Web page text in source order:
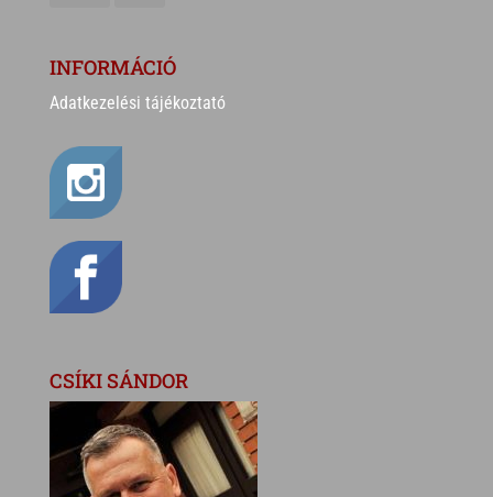
INFORMÁCIÓ
Adatkezelési tájékoztató
CSÍKI SÁNDOR